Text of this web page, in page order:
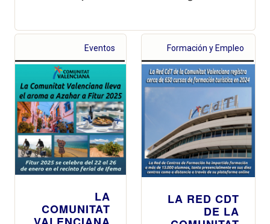
Eventos
LA
COMUNITAT
Formación y Empleo
LA RED CDT
DE LA